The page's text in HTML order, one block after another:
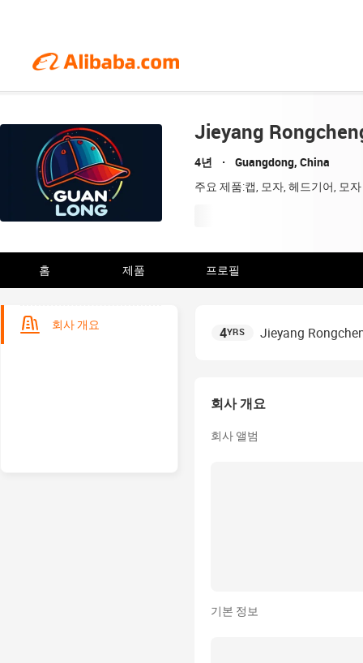
Jieyang
4년 Guangdong, China
주요 제품:캡, 모자, 헤드기어, 모
홈 제품 프로필
회사 개요 4YRS Jieyang
회사 개요
회사 앨범
기본 정보